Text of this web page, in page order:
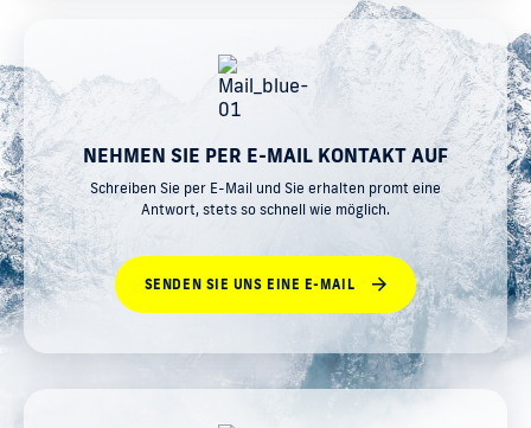
NEHMEN SIE PER E-MAIL KONTAKT AUF
Schreiben Sie per E-Mail und Sie erhalten promt eine
Antwort, stets so schnell wie möglich.
SENDEN SIE UNS EINE E-MAIL